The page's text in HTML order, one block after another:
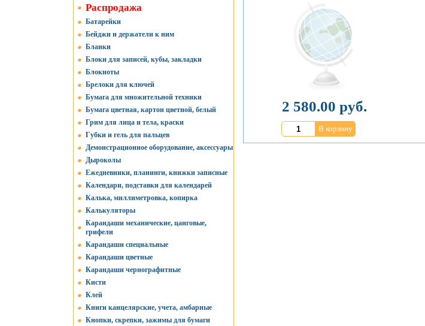
Распродажа
Батарейки
Бейджи и держатели к ним
Бланки
Блоки для записей, кубы, закладки
Блокноты
Брелоки для ключей
Бумага для множительной техники
Бумага цветная, картон цветной, белый
Грим для лица и тела, краски
Губки и гель для пальцев
Демонстрационное оборудование, аксессуары
Дыроколы
Ежедневники, планинги, книжки записные
Календари, подставки для календарей
Калька, миллиметровка, копирка
Калькуляторы
Карандаши механические, цанговые,
грифели
Карандаши специальные
Карандаши цветные
Карандаши чернографитные
Кисти
Клей
Книги канцелярские, учета, амбарные
Кнопки, скрепки, зажимы для бумаги
2 580.00 руб.
В корзину